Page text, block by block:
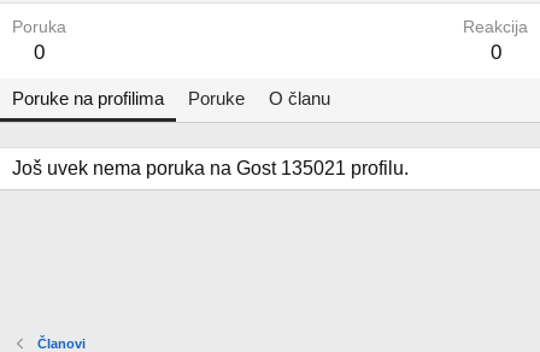
Poruka
0
Reakcija
0
Poruke na profilima Poruke O članu
Još uvek nema poruka na Gost 135021 profilu.
Članovi